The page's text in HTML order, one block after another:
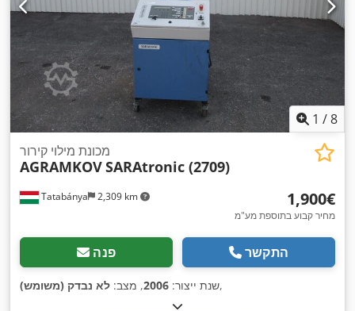
1 /8
Tatabánya 2,309 km
מכונת מילוי קירור
AGRAMKOVSARAtronic (2709)
‏1,900 ‏€
מחיר קבוע בתוספת מע"מ
פנה התקשר
שנת ייצור: 2006, מצב: לא נבדק (משומש) ,